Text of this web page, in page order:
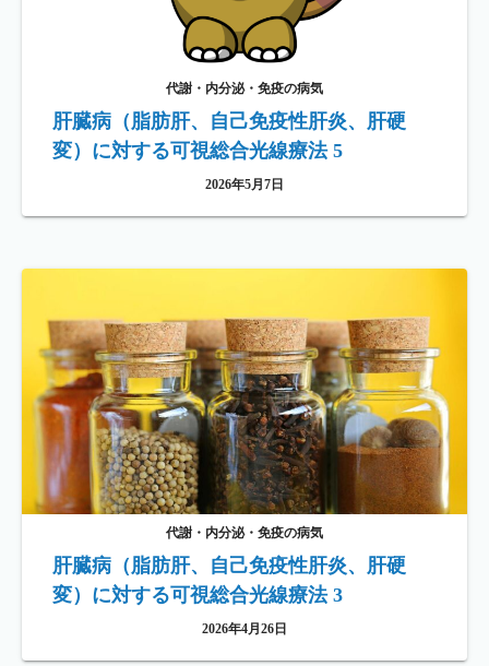
代謝・内分泌・免疫の病気
肝臓病（脂肪肝、自己免疫性肝炎、肝硬
変）に対する可視総合光線療法 5
2026年5月7日
代謝・内分泌・免疫の病気
肝臓病（脂肪肝、自己免疫性肝炎、肝硬
変）に対する可視総合光線療法 3
2026年4月26日